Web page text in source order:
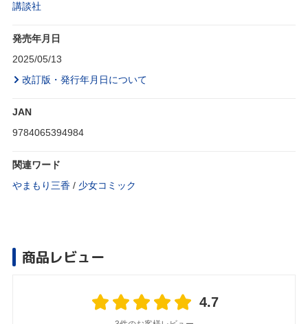
講談社
発売年月日
2025/05/13
改訂版・発行年月日について
JAN
9784065394984
関連ワード
やまもり三香 / 少女コミック
商品レビュー
4.7